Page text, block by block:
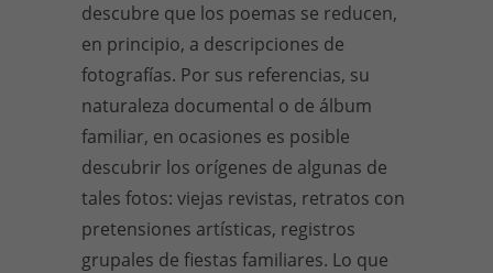
descubre que los poemas se reducen,
en principio, a descripciones de
fotografías. Por sus referencias, su
naturaleza documental o de álbum
familiar, en ocasiones es posible
descubrir los orígenes de algunas de
tales fotos: viejas revistas, retratos con
pretensiones artísticas, registros
grupales de fiestas familiares. Lo que